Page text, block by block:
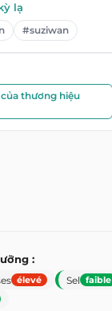
lạ
#suziwan
thương hiệu
:
élevé Sel faible